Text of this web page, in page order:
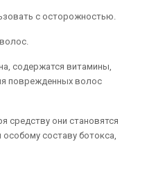
с осторожностью.
содержатся витамины,
поврежденных волос
средству они становятся
составу ботокса,